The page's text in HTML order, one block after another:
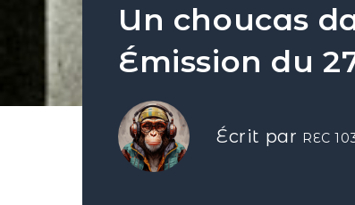
Un choucas
Émission du
Écrit par REC